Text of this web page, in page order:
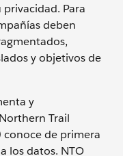
Para
deben
y objetivos de
y
Trail
de primera
los datos. NTO